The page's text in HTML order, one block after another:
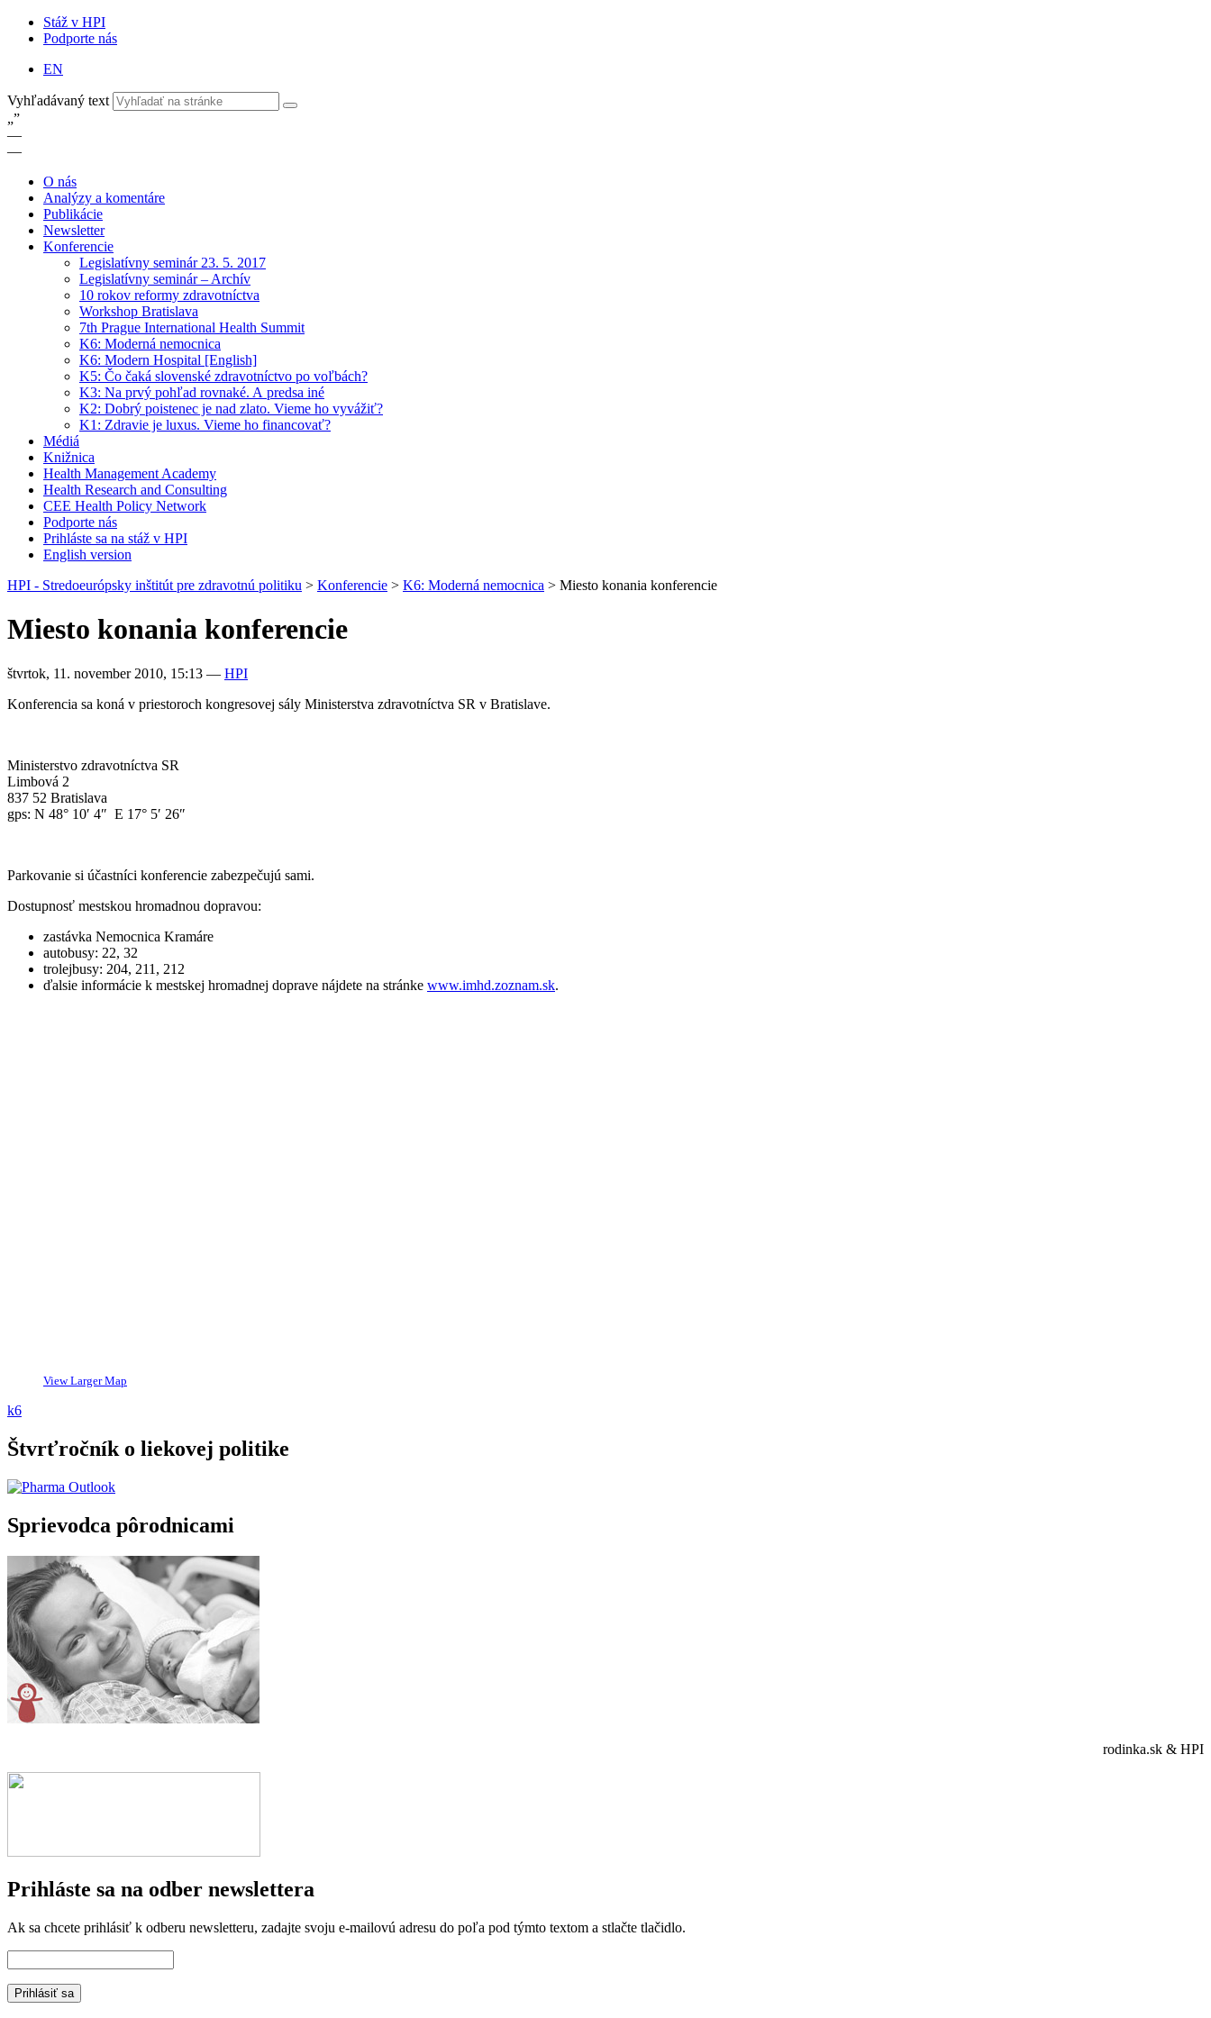
Stáž v HPI
Podporte nás
EN
Vyhľadávaný text
„”
—
—
O nás
Analýzy a komentáre
Publikácie
Newsletter
Konferencie
Legislatívny seminár 23. 5. 2017
Legislatívny seminár – Archív
10 rokov reformy zdravotníctva
Workshop Bratislava
7th Prague International Health Summit
K6: Moderná nemocnica
K6: Modern Hospital [English]
K5: Čo čaká slovenské zdravotníctvo po voľbách?
K3: Na prvý pohľad rovnaké. A predsa iné
K2: Dobrý poistenec je nad zlato. Vieme ho vyvážiť?
K1: Zdravie je luxus. Vieme ho financovať?
Médiá
Knižnica
Health Management Academy
Health Research and Consulting
CEE Health Policy Network
Podporte nás
Prihláste sa na stáž v HPI
English version
HPI - Stredoeurópsky inštitút pre zdravotnú politiku > Konferencie > K6: Moderná nemocnica > Miesto konania konferencie
Miesto konania konferencie
štvrtok, 11. november 2010, 15:13 — HPI
Konferencia sa koná v priestoroch kongresovej sály Ministerstva zdravotníctva SR v Bratislave.
Ministerstvo zdravotníctva SR
Limbová 2
837 52 Bratislava
gps: N 48° 10′ 4″ E 17° 5′ 26″
Parkovanie si účastníci konferencie zabezpečujú sami.
Dostupnosť mestskou hromadnou dopravou:
zastávka Nemocnica Kramáre
autobusy: 22, 32
trolejbusy: 204, 211, 212
ďalsie informácie k mestskej hromadnej doprave nájdete na stránke www.imhd.zoznam.sk.
View Larger Map
k6
Štvrťročník o liekovej politike
Sprievodca pôrodnicami
rodinka.sk & HPI
Prihláste sa na odber newslettera
Ak sa chcete prihlásiť k odberu newsletteru, zadajte svoju e-mailovú adresu do poľa pod týmto textom a stlačte tlačidlo.